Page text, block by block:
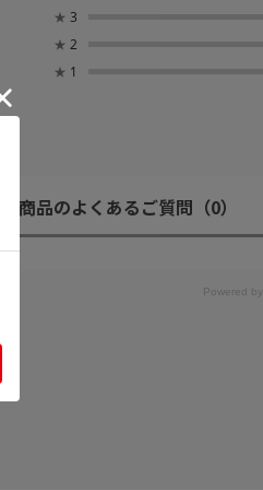
★ 3
★ 2
★ 1
商品のよくあるご質問 （0）